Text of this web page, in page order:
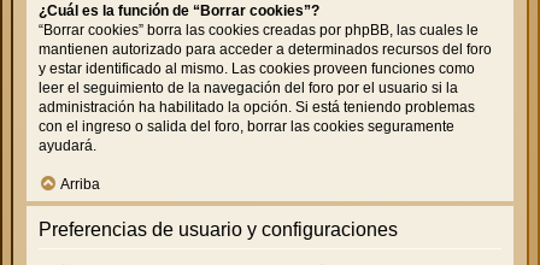
¿Cuál es la función de “Borrar cookies”?
“Borrar cookies” borra las cookies creadas por phpBB, las cuales le
mantienen autorizado para acceder a determinados recursos del foro
y estar identificado al mismo. Las cookies proveen funciones como
leer el seguimiento de la navegación del foro por el usuario si la
administración ha habilitado la opción. Si está teniendo problemas
con el ingreso o salida del foro, borrar las cookies seguramente
ayudará.
Arriba
Preferencias de usuario y configuraciones